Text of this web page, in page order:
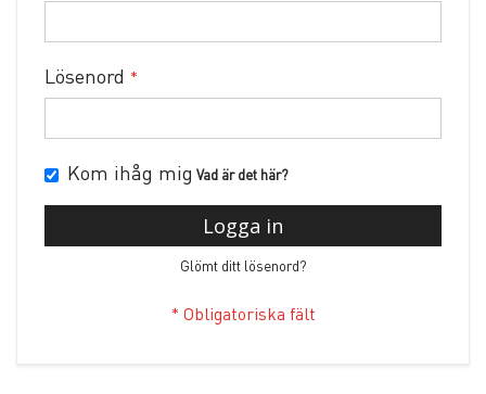
Lösenord
Kom ihåg mig Vad är det här?
Logga in
Glömt ditt lösenord?